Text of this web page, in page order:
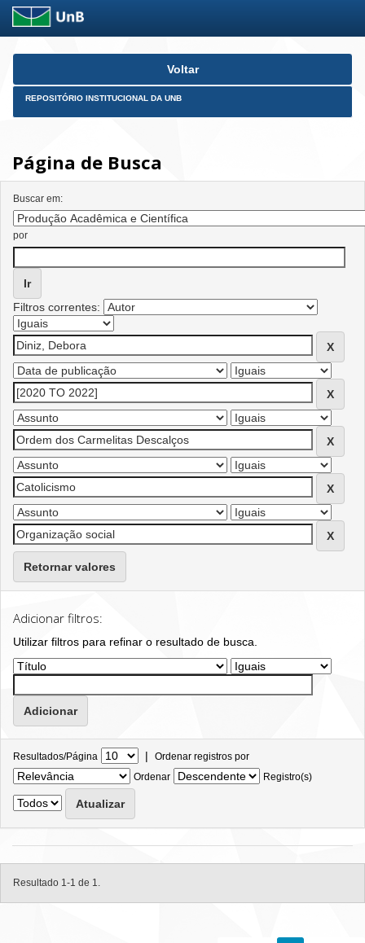
Skip
Voltar
REPOSITÓRIO INSTITUCIONAL DA UNB
Página de Busca
Buscar em:
por
Filtros correntes:
Retornar valores
Adicionar filtros:
Utilizar filtros para refinar o resultado de busca.
Resultados/Página | Ordenar registros por
Ordenar
Registro(s)
Resultado 1-1 de 1.